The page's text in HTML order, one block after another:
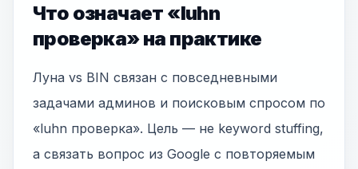
Что означает «luhn
проверка» на практике
Луна vs BIN связан с повседневными
задачами админов и поисковым спросом по
«luhn проверка». Цель — не keyword stuffing,
а связать вопрос из Google с повторяемым